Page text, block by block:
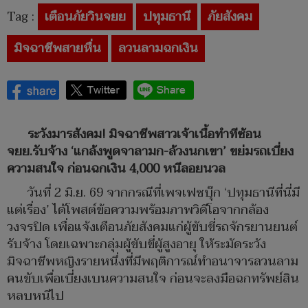
Tag : เตือนภัยวินจยย ปทุมธานี
ภัยสังคม
มิจฉาชีพสายหื่น
ลวนลามฉกเงิน
ระวังมารสังคม! มิจฉาชีพสาวเจ้าเนื้อทำทีซ้อน
จยย.รับจ้าง ‘แกล้งพูดจาลามก-ล้วงนกเขา’ ขย่มรถเบี่ยง
ความสนใจ ก่อนฉกเงิน 4,000 หนีลอยนวล
วันที่ 2 มิ.ย. 69 จากกรณีที่เพจเฟซบุ๊ก ‘ปทุมธานีที่นี่มี
แต่เรื่อง’ ได้โพสต์ข้อความพร้อมภาพวิดีโอจากกล้อง
วงจรปิด เพื่อแจ้งเตือนภัยสังคมแก่ผู้ขับขี่รถจักรยานยนต์
รับจ้าง โดยเฉพาะกลุ่มผู้ขับขี่ผู้สูงอายุ ให้ระมัดระวัง
มิจฉาชีพหญิงรายหนึ่งที่มีพฤติการณ์ทำอนาจารลวนลาม
คนขับเพื่อเบี่ยงเบนความสนใจ ก่อนจะลงมือฉกทรัพย์สิน
หลบหนีไป